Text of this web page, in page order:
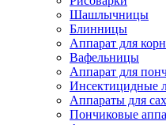
Шашлычницы
Блинницы
Аппарат для
Вафельницы
Аппарат для
Инсектицидные
Аппараты для
Пончиковые